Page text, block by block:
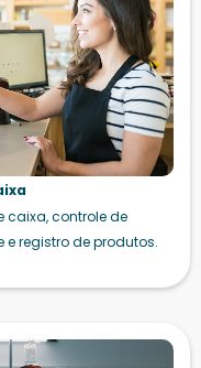
controle de
registro de produtos.